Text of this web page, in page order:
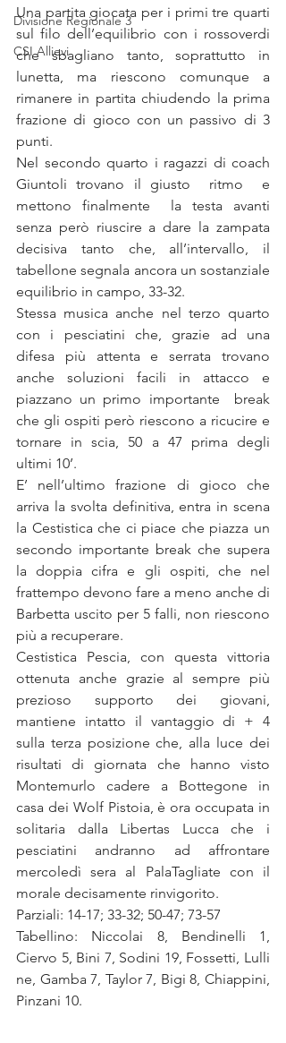
Divisione Regionale 3
CSI Allievi
Una partita giocata per i primi tre quarti
sul filo dell’equilibrio con i rossoverdi
che sbagliano tanto, soprattutto in
lunetta, ma riescono comunque a
rimanere in partita chiudendo la prima
frazione di gioco con un passivo di 3
punti.
Nel secondo quarto i ragazzi di coach
Giuntoli trovano il giusto  ritmo  e
mettono finalmente  la testa avanti
senza però riuscire a dare la zampata
decisiva tanto che, all’intervallo, il
tabellone segnala ancora un sostanziale
equilibrio in campo, 33-32.
Stessa musica anche nel terzo quarto
con i pesciatini che, grazie ad una
difesa più attenta e serrata trovano
anche soluzioni facili in attacco e
piazzano un primo importante  break
che gli ospiti però riescono a ricucire e
tornare in scia, 50 a 47 prima degli
ultimi 10’.
E’ nell’ultimo frazione di gioco che
arriva la svolta definitiva, entra in scena
la Cestistica che ci piace che piazza un
secondo importante break che supera
la doppia cifra e gli ospiti, che nel
frattempo devono fare a meno anche di
Barbetta uscito per 5 falli, non riescono
più a recuperare.
Cestistica Pescia, con questa vittoria
ottenuta anche grazie al sempre più
prezioso supporto dei giovani,
mantiene intatto il vantaggio di + 4
sulla terza posizione che, alla luce dei
risultati di giornata che hanno visto
Montemurlo cadere a Bottegone in
casa dei Wolf Pistoia, è ora occupata in
solitaria dalla Libertas Lucca che i
pesciatini andranno ad affrontare
mercoledì sera al PalaTagliate con il
morale decisamente rinvigorito.
Parziali: 14-17; 33-32; 50-47; 73-57
Tabellino: Niccolai 8, Bendinelli 1,
Ciervo 5, Bini 7, Sodini 19, Fossetti, Lulli
ne, Gamba 7, Taylor 7, Bigi 8, Chiappini,
Pinzani 10.